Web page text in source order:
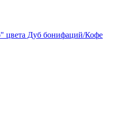
цвета Дуб бонифаций/Кофе